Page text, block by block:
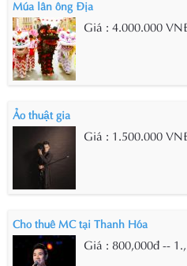
Múa lân ông Địa
Giá : 4.000.000
Ảo thuật gia
Giá : 1.500.000
Cho thuê MC tại Thanh Hóa
Giá : 800,000đ --